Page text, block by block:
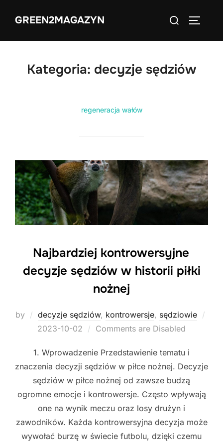
GREEN2MAGAZYN
Search
Kategoria: decyzje sędziów
regeneracja wałów
Najbardziej kontrowersyjne
decyzje sędziów w historii piłki
nożnej
by decyzje sędziów, kontrowersje, sędziowie
Posted
2023-10-02 Comments are Disabled
1. Wprowadzenie Przedstawienie tematu i
znaczenia decyzji sędziów w piłce nożnej. Decyzje
sędziów w piłce nożnej od zawsze budzą
ogromne emocje i kontrowersje. Często wpływają
one na wynik meczu oraz losy drużyn i
zawodników. Każda kontrowersyjna decyzja może
wywołać burzę w świecie futbolu, dzięki czemu